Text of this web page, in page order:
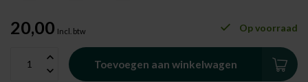
20,00 Incl. btw Op voorraad
Toevoegen aan winkelwagen